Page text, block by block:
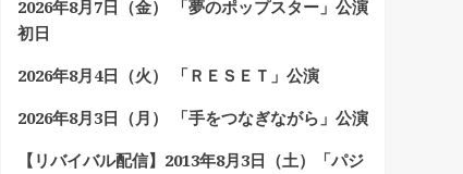
2026年8月7日（金） 「夢のポップスター」公演
初日
2026年8月4日（火） 「ＲＥＳＥＴ」公演
2026年8月3日（月） 「手をつなぎながら」公演
【リバイバル配信】2013年8月3日（土）「パジ